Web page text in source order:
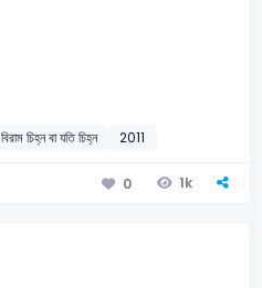
বিরাম চিহ্ন বা যতি চিহ্ন 2011
0 1k